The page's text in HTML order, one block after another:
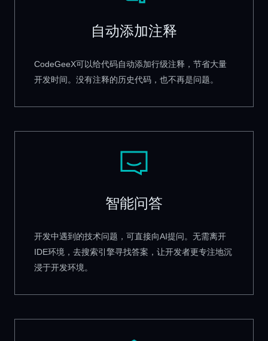
自动添加注释
CodeGeeX可以给代码自动添加行级注释，节省大量
开发时间。没有注释的历史代码，也不再是问题。
智能问答
开发中遇到的技术问题，可直接向AI提问。无需离开
IDE环境，去搜索引擎寻找答案，让开发者更专注地沉
浸于开发环境。